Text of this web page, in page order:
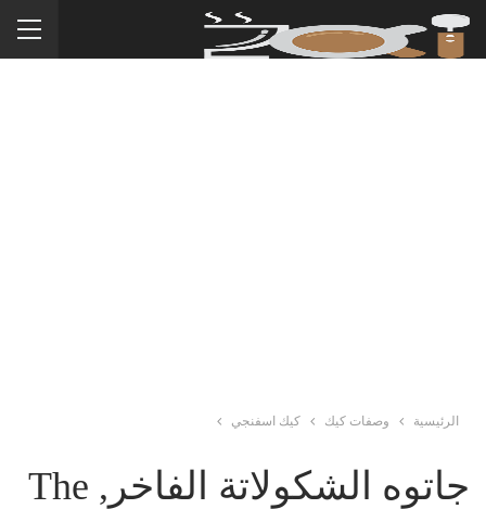
الرئيسية وصفات كيك كيك اسفنجي
جاتوه الشكولاتة الفاخر, The